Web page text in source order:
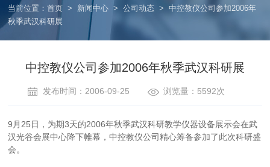
当前位置：首页 > 新闻中心 >公司动态 >中控教仪公司参加2006年
秋季武汉科研展
中控教仪公司参加2006年秋季武汉科研展
发布时间：2006-09-25 浏览量：5592次
9月25日，为期3天的2006年秋季武汉科研教学仪器设备展示会在武
汉光谷会展中心降下帷幕，中控教仪公司精心筹备参加了此次科研盛
会。